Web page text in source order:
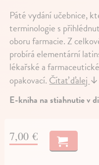
Páté vydání učebnice,
terminologie s
oboru farmacie. Z
probírá elementární
lékařské a
opakovací. Čítať ďalej ↓
E-kniha na stiahnutie v
7,00 €